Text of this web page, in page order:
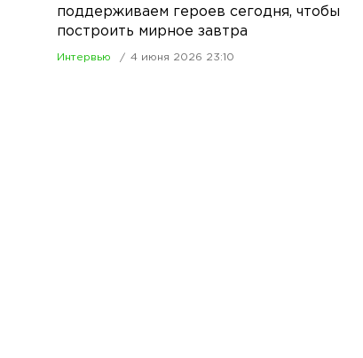
поддерживаем героев сегодня, чтобы
построить мирное завтра
Интервью 4 июня 2026 23:10